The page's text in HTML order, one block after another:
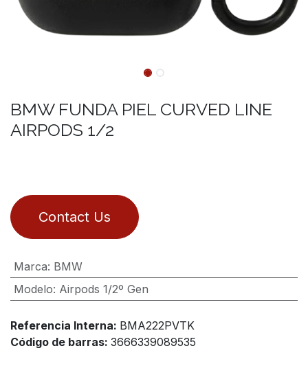
BMW FUNDA PIEL CURVED LINE
AIRPODS 1/2
Contact Us
Marca: BMW
Modelo: Airpods 1/2º Gen
Referencia Interna: BMA222PVTK
Código de barras: 3666339089535